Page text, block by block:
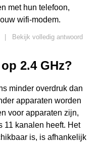
met hun telefoon,
wifi-modem.
Bekijk volledig antwoord
2.4 GHz?
minder overdruk dan
apparaten worden
voor apparaten zijn,
11 kanalen heeft. Het
is, is afhankelijk